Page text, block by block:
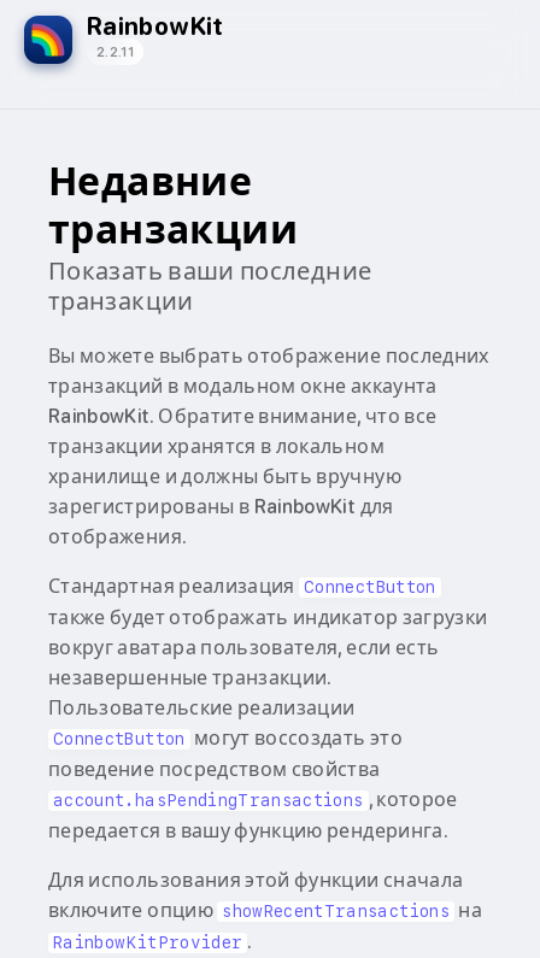
RainbowKit
2.2.11
Недавние
транзакции
Показать ваши последние
транзакции
Вы можете выбрать отображение последних
транзакций в модальном окне аккаунта
RainbowKit. Обратите внимание, что все
транзакции хранятся в локальном
хранилище и должны быть вручную
зарегистрированы в RainbowKit для
отображения.
Стандартная реализация ConnectButton
также будет отображать индикатор загрузки
вокруг аватара пользователя, если есть
незавершенные транзакции.
Пользовательские реализации
ConnectButton
могут воссоздать это
поведение посредством свойства
account.hasPendingTransactions , которое
передается в вашу функцию рендеринга.
Для использования этой функции сначала
включите опцию showRecentTransactions на
RainbowKitProvider .